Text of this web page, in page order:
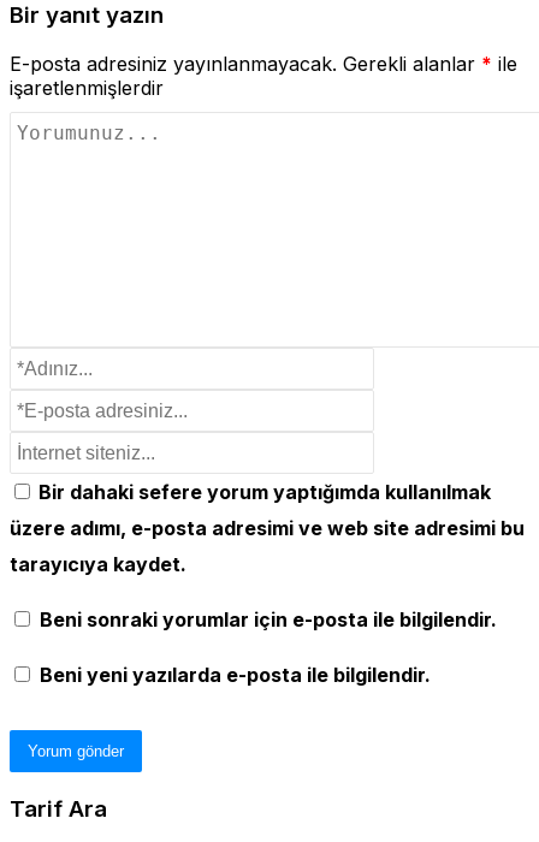
Bir yanıt yazın
E-posta adresiniz yayınlanmayacak. Gerekli alanlar * ile
işaretlenmişlerdir
Bir dahaki sefere yorum yaptığımda kullanılmak
üzere adımı, e-posta adresimi ve web site adresimi bu
tarayıcıya kaydet.
Beni sonraki yorumlar için e-posta ile bilgilendir.
Beni yeni yazılarda e-posta ile bilgilendir.
Tarif Ara